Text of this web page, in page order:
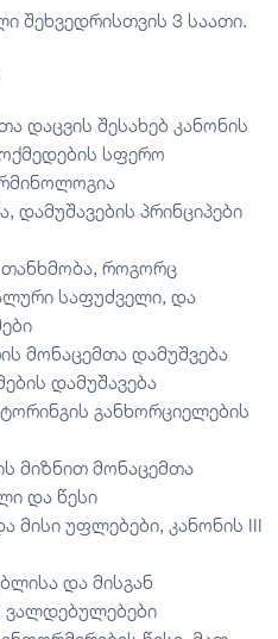
შეხვედრისთვის 3 საათი.
დაცვის შესახებ კანონის
სფერო
დამუშავების პრინციპები
თანხმობა, როგორც
საფუძველი, და
მონაცემთა დამუშვება
დამუშავება
განხორციელების
მიზნით მონაცემთა
და წესი
მისი უფლებები, კანონის III
და მისგან